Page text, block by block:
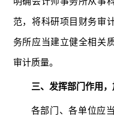
范，将科研项目财务审
务所应当建立健全相关
审计质量。
三、发挥部门作用
各部门、各单位应